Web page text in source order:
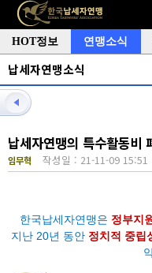
HOT정보 연맹소식
납세자연맹소식
납세자연맹의 특수활동비
임무혁 작성일 : 21-11-09 15:51
한국납세자연맹은 정부지
지난 20년 동안 정치적 중립